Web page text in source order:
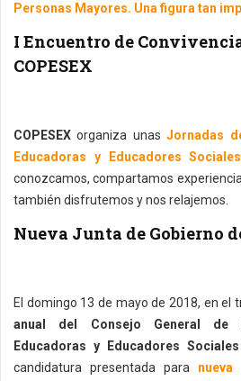
Personas Mayores. Una figura tan
I Encuentro de Convivencia
COPESEX
COPESEXorganiza unasJornadas
Educadoras y Educadores Sociales
conozcamos, compartamos
también disfrutemos y nos relajemos.
Nueva Junta de Gobierno
El domingo 13 de mayo de 2018, en el
anual del Consejo General de
Educadoras y Educadores Sociales
candidatura presentada para nueva